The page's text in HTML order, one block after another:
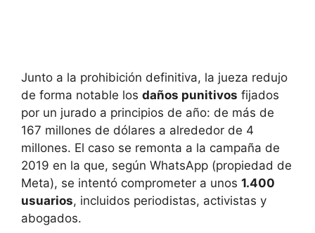
Junto a la prohibición definitiva, la jueza redujo
de forma notable los daños punitivos fijados
por un jurado a principios de año: de más de
167 millones de dólares a alrededor de 4
millones. El caso se remonta a la campaña de
2019 en la que, según WhatsApp (propiedad de
Meta), se intentó comprometer a unos 1.400
usuarios, incluidos periodistas, activistas y
abogados.